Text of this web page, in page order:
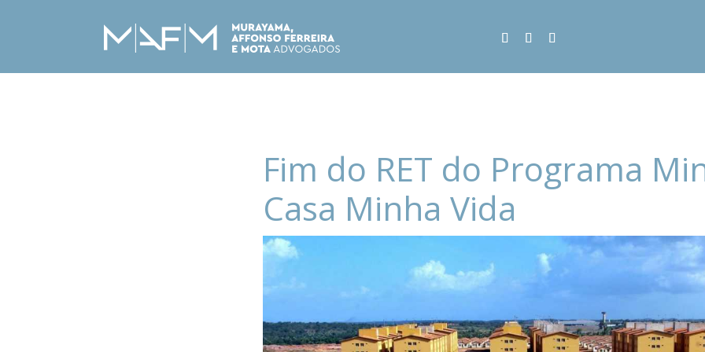
Fim do RET do Programa
Casa Minha Vida